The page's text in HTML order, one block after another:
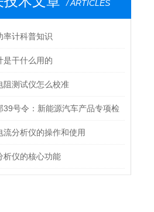
/ ARTICLES
率计科普知识
是干什么用的
阻测试仪怎么校准
39号令：新能源汽车产品专项检
依据标准
流分析仪的操作和使用
析仪的核心功能